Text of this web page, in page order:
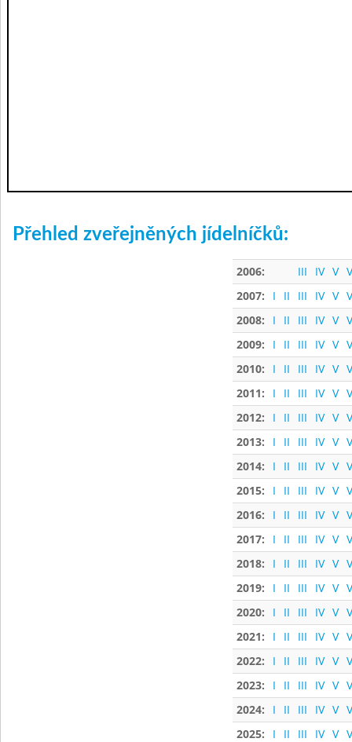
Přehled zveřejněných jídelníčků:
2006: III IV V
2007:
I II III IV V
2008:
I II III IV V
2009:
I II III IV V
2010:
I II III IV V
2011:
I II III IV V
2012:
I II III IV V
2013:
I II III IV V
2014:
I II III IV V
2015:
I II III IV V
2016:
I II III IV V
2017:
I II III IV V
2018:
I II III IV V
2019:
I II III IV V
2020:
I II III IV V
2021:
I II III IV V
2022:
I II III IV V
2023:
I II III IV V
2024:
I II III IV V
2025:
I II III IV V